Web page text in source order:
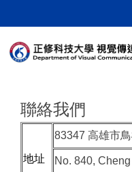
到
主
要
聯絡我們
地址
83347 高雄市
No. 840,